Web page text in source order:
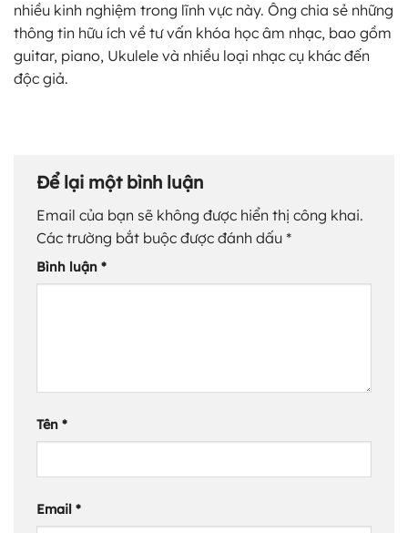
nhiều kinh nghiệm trong lĩnh vực này. Ông chia sẻ những
thông tin hữu ích về tư vấn khóa học âm nhạc, bao gồm
guitar, piano, Ukulele và nhiều loại nhạc cụ khác đến
độc giả.
Để lại một bình luận
Email của bạn sẽ không được hiển thị công khai.
Các trường bắt buộc được đánh dấu *
Bình luận *
Tên *
Email *